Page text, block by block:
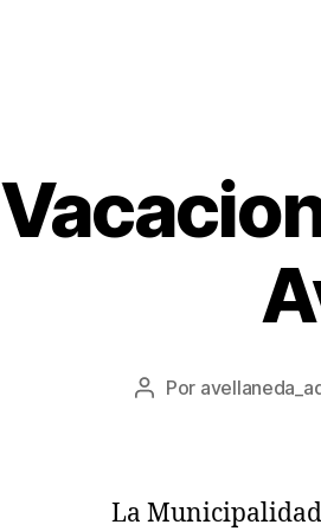
Autor
Por
La Municipalidad